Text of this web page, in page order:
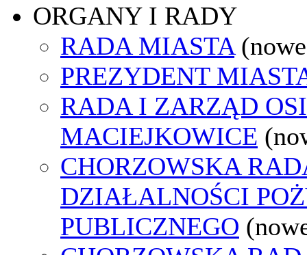
ORGANY I RADY
RADA MIASTA
PREZYDENT
RADA I ZARZĄD
MACIEJKOWICE
CHORZOWSKA
DZIAŁALNOŚCI
PUBLICZNEGO